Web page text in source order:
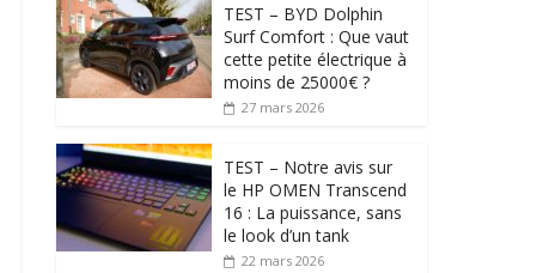
TEST – BYD Dolphin
Surf Comfort : Que vaut
cette petite électrique à
moins de 25000€ ?
27 mars 2026
TEST – Notre avis sur
le HP OMEN Transcend
16 : La puissance, sans
le look d’un tank
22 mars 2026